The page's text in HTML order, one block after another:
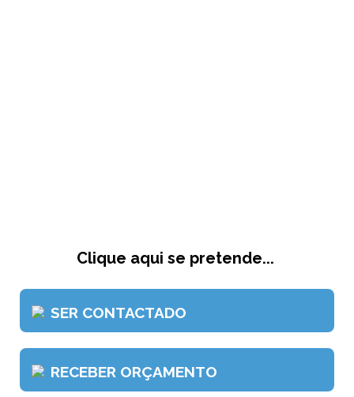
Clique aqui se pretende...
SER CONTACTADO
RECEBER ORÇAMENTO